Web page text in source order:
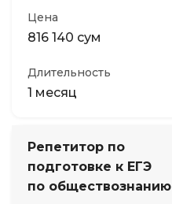
Цена
816 140 сум
Длительность
1 месяц
Репетитор по
подготовке к ЕГЭ
по обществознанию